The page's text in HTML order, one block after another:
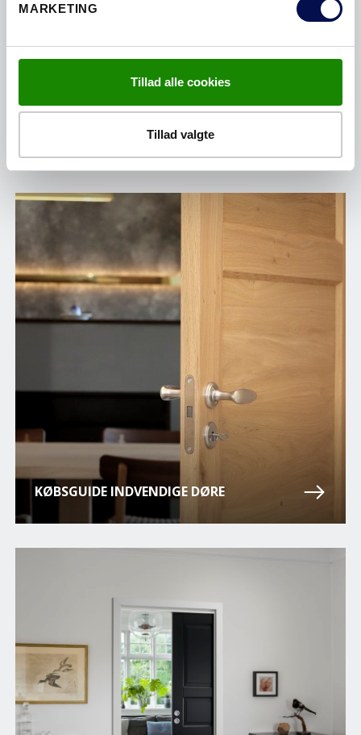
MARKETING
Tillad alle cookies
Tillad valgte
ENTRÉDØRE
BRUG FOR HJÆLP TIL AT KØBE NYE
DØRE?
KØBSGUIDE INDVENDIGE DØRE